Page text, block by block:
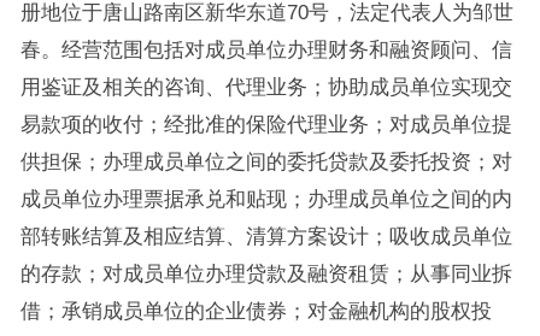
册地位于唐山路南区新华东道70号，法定代表人为邹世
春。经营范围包括对成员单位办理财务和融资顾问、信
用鉴证及相关的咨询、代理业务；协助成员单位实现交
易款项的收付；经批准的保险代理业务；对成员单位提
供担保；办理成员单位之间的委托贷款及委托投资；对
成员单位办理票据承兑和贴现；办理成员单位之间的内
部转账结算及相应结算、清算方案设计；吸收成员单位
的存款；对成员单位办理贷款及融资租赁；从事同业拆
借；承销成员单位的企业债券；对金融机构的股权投